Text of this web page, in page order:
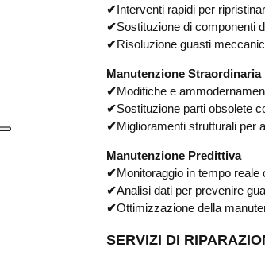
✔ Interventi rapidi per
✔Sostituzione di componenti
✔Risoluzione guasti
Manutenzione Straordinaria
✔Modifiche e
✔Sostituzione parti obsolete
✔Miglioramenti strutturali per
Manutenzione Predittiva
✔Monitoraggio in tempo
✔Analisi dati per prevenire
✔Ottimizzazione della
SERVIZI DI